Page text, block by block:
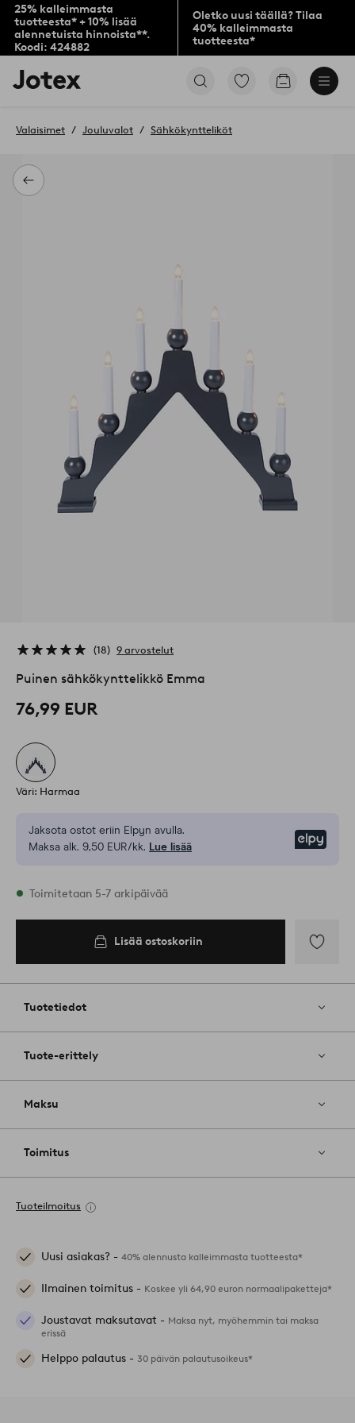
25% kalleimmasta
tuotteesta* + 10% lisää
alennetuista hinnoista**.
Koodi: 424882
Oletko uusi täällä? Tilaa
40% kalleimmasta
tuotteesta*
Jotex-
logo
aloitussivulle
Siirry
Siirry
Takaisin
Valaisimet Jouluvalot Sähkökyntteliköt
18 9 arvostelut
Puinen sähkökynttelikkö Emma
76,99 EUR
Väri: Harmaa
Jaksota ostot eriin Elpyn avulla.
Maksa alk. 9,50 EUR/kk. Lue lisää
Varastossa
Toimitetaan 5-7 arkipäivää
Lisää ostoskoriin
Tuotetiedot
Tuote-erittely
Maksu
Toimitus
Tuoteilmoitus
Uusi asiakas? - 40% alennusta kalleimmasta tuotteesta*
Ilmainen toimitus - Koskee yli 64,90 euron normaalipaketteja*
Joustavat maksutavat - Maksa nyt, myöhemmin tai maksa
erissä
Helppo palautus - 30 päivän palautusoikeus*